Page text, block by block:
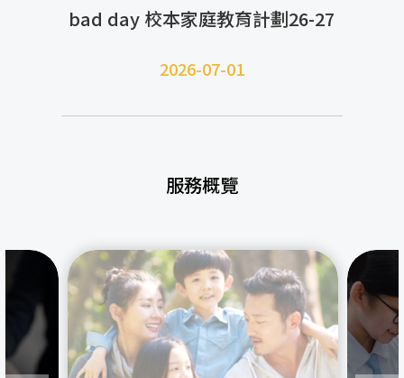
bad day 校本家庭教育計劃26-27
2026-07-01
服務概覽